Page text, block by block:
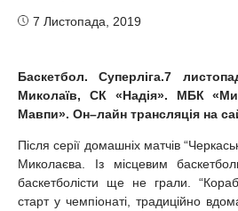
7 Листопада, 2019
Баскетбол. Суперліга.7
Миколаїв, СК «Надія». МБК
Мавпи». Он–лайн трансляція на
Після серії домашніх матчів
Миколаєва. Із місцевим
баскетболісти ще не грали.
старт у чемпіонаті, традиційно